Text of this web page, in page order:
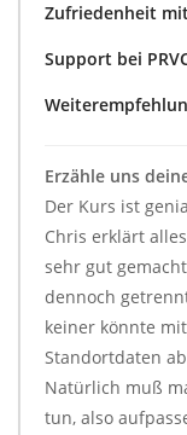
Zufriedenheit
Support bei
Erzähle uns
Der Kurs ist
Chris erklärt
sehr gut
dennoch
keiner könnte
Standortdaten
Natürlich muß
tun, also